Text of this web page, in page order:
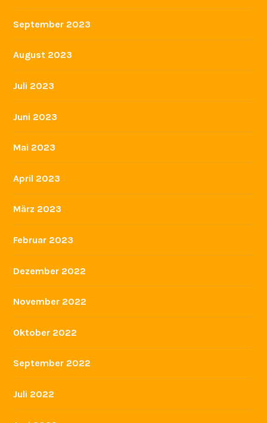
September 2023
August 2023
Juli 2023
Juni 2023
Mai 2023
April 2023
März 2023
Februar 2023
Dezember 2022
November 2022
Oktober 2022
September 2022
Juli 2022